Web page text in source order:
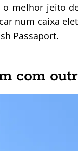
o melhor jeito
num caixa
Passaport.
com